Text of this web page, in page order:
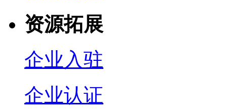
资源拓展
企业入驻
企业认证